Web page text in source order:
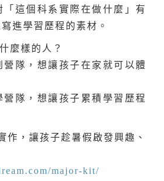
「這個科系實際在做什麼」有
進學習歷程的素材。
麼樣的人？
營隊，想讓孩子在家就可以體
營隊，想讓孩子累積學習歷程
作，讓孩子趁暑假啟發興趣、
major-kit/